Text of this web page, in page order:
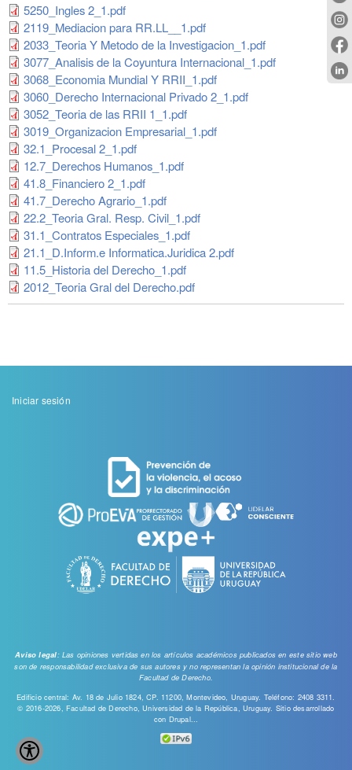
5250_Ingles 2_1.pdf
2119_Mediacion para RR.LL__1.pdf
2033_Teoria Y Metodo de la Investigacion_1.pdf
3077_Analisis de la Coyuntura Internacional_1.pdf
3068_Economia Mundial Y RRII_1.pdf
3060_Derecho Internacional Privado 2_1.pdf
3052_Teoria de las RRII 1_1.pdf
3019_Organizacion Empresarial_1.pdf
32.1_Procesal 2_1.pdf
12.7_Derechos Humanos_1.pdf
41.8_Financiero 2_1.pdf
41.7_Derecho Agrario_1.pdf
22.2_Teoria Gral. Resp. Civil_1.pdf
31.1_Contratos Especiales_1.pdf
21.1_D.Inform.e Informatica.Juridica 2.pdf
11.5_Historia del Derecho_1.pdf
2012_Teoria Gral del Derecho.pdf
Menu
Iniciar sesión
Aviso legal: Las opiniones vertidas en los artículos académicos publicados en este sitio web
son de responsabilidad exclusiva de sus autores y no representan la opinión institucional de la
Facultad de Derecho.
Edificio central: Av. 18 de Julio 1824, CP. 11200, Montevideo, Uruguay. Teléfono: 2408 3311.
© 2016-2026, Facultad de Derecho, Universidad de la República, Uruguay. Sitio desarrollado
con Drupal...